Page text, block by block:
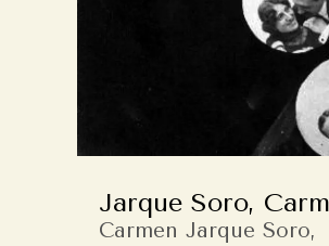
Jarque Soro,
Carmen Jarque Soro,